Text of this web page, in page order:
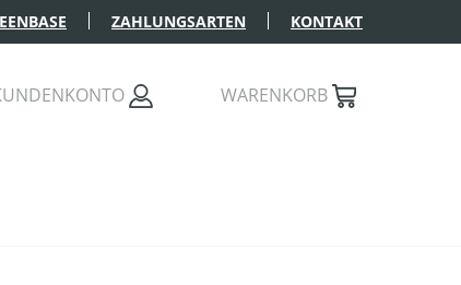
ZAHLUNGSARTEN KONTAKT
WARENKORB